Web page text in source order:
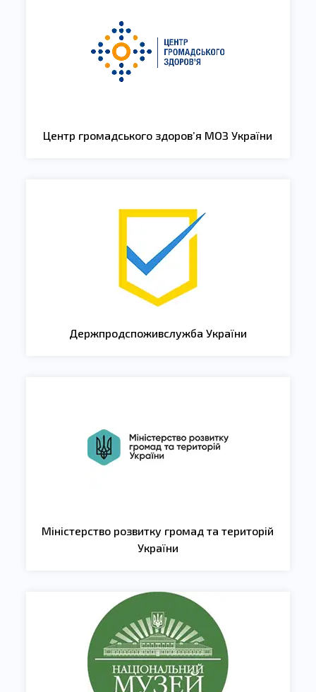
Центр громадського здоров’я МОЗ України
Держпродспоживслужба України
Міністерство розвитку громад та територій
України